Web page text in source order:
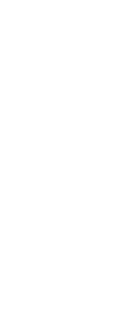
des Rates vom 24.
der
geltenden
Rohstoffe und
ist darüber
darauf
die der
und